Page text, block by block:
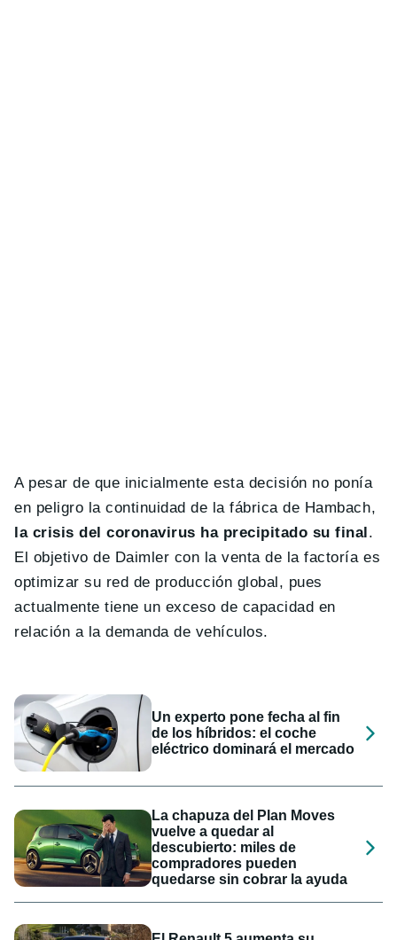
A pesar de que inicialmente esta decisión no ponía
en peligro la continuidad de la fábrica de Hambach,
la crisis del coronavirus ha precipitado su final.
El objetivo de Daimler con la venta de la factoría es
optimizar su red de producción global, pues
actualmente tiene un exceso de capacidad en
relación a la demanda de vehículos.
Un experto pone fecha al fin
de los híbridos: el coche
eléctrico dominará el mercado
La chapuza del Plan Moves
vuelve a quedar al
descubierto: miles de
compradores pueden
quedarse sin cobrar la ayuda